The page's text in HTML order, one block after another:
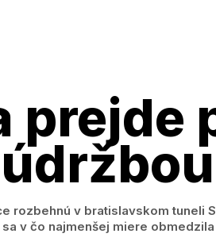
prejde
údržbou
rozbehnú v bratislavskom tuneli
v čo najmenšej miere